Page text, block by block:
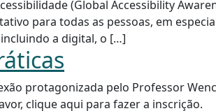
(Global Accessibility
para todas as pessoas, em
a digital, o […]
protagonizada pelo Professor
clique aqui para fazer a inscrição.